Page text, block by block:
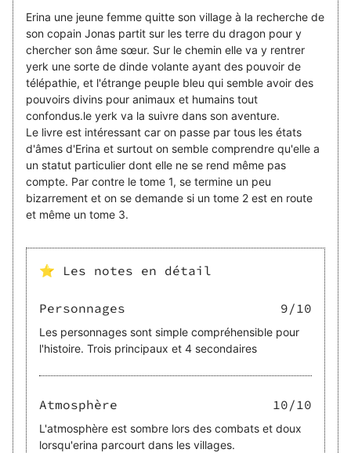
décision. Elle doit le retrouver, sinon à quoi bon continuer
à vivre ? Elle n’a pas d’avenir à Dilvu et n’a certainement
pas envie de devenir comme sa mère. Elle n’a plus qu’une
seule option, se rendre elle-aussi à la Forêt. Elle finira
probablement dans la gueule d’un dieu, broyée par ses
dents, mais c’est sa seule chance de le retrouver.
Erina une jeune femme quitte son village à la recherche de
son copain Jonas partit sur les terre du dragon pour y
chercher son âme sœur. Sur le chemin elle va y rentrer
yerk une sorte de dinde volante ayant des pouvoir de
télépathie, et l'étrange peuple bleu qui semble avoir des
pouvoirs divins pour animaux et humains tout
confondus.le yerk va la suivre dans son aventure.
Le livre est intéressant car on passe par tous les états
d'âmes d'Erina et surtout on semble comprendre qu'elle a
un statut particulier dont elle ne se rend même pas
compte. Par contre le tome 1, se termine un peu
bizarrement et on se demande si un tome 2 est en route
et même un tome 3.
⭐ Les notes en détail
Personnages 9/10
Les personnages sont simple compréhensible pour
l'histoire. Trois principaux et 4 secondaires
Atmosphère 10/10
L'atmosphère est sombre lors des combats et doux
lorsqu'erina parcourt dans les villages.